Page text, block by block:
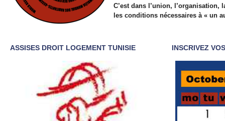
C’est dans l’union,
les conditions nécessaires à « un
ASSISES DROIT LOGEMENT TUNISIE INSCRIVEZ